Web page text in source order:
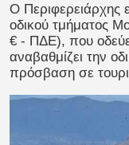
Ο Περιφερειάρχης
οδικού τμήματος
€ - ΠΔΕ), που
αναβαθμίζει την
πρόσβαση σε